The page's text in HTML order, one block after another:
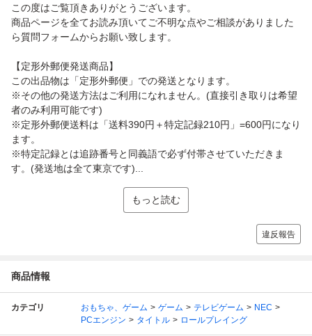
この度はご覧頂きありがとうございます。
商品ページを全てお読み頂いてご不明な点やご相談がありました
ら質問フォームからお願い致します。
【定形外郵便発送商品】
この出品物は「定形外郵便」での発送となります。
※その他の発送方法はご利用になれません。(直接引き取りは希望
者のみ利用可能です)
※定形外郵便送料は「送料390円＋特定記録210円」=600円になり
ます。
※特定記録とは追跡番号と同義語で必ず付帯させていただきま
す。(発送地は全て東京です)...
もっと読む
違反報告
商品情報
カテゴリ おもちゃ、ゲーム ゲーム テレビゲーム
NEC
PCエンジン
タイトル ロールプレイング